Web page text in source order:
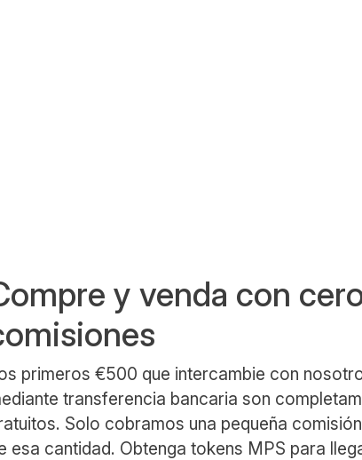
y venda con
primeros €500 que intercambie con
transferencia bancaria son
Solo cobramos una pequeña
esa cantidad. Obtenga tokens MPS para